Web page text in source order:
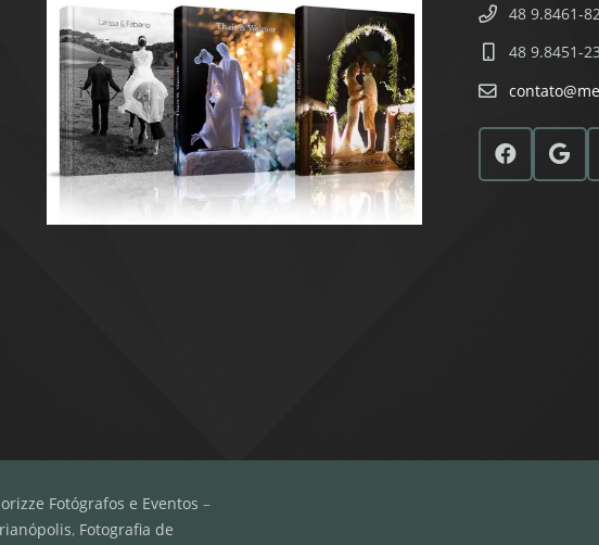
48 9.8461-
48 9.8451-
Fotógrafos e Eventos –
, Fotografia de